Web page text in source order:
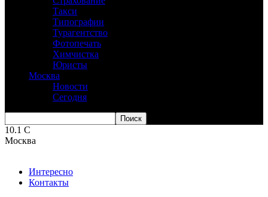
Такси
Типографии
Турагентство
Фотопечать
Химчистка
Юристы
Москва
Новости
Сегодня
10.1 C
Москва
Интересно
Контакты